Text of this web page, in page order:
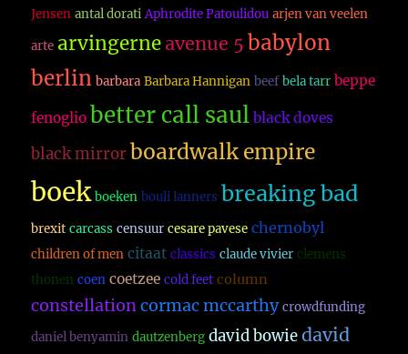
Jensen antal dorati Aphrodite Patoulidou arjen van veelen
arte arvingerne avenue 5 babylon
berlin barbara Barbara Hannigan beef bela tarr beppe
fenoglio better call saul black doves
black mirror boardwalk empire
boek boeken bouli lanners breaking bad
brexit carcass censuur cesare pavese chernobyl
children of men citaat classics claude vivier clemens
thonen coen coetzee cold feet column
constellationcormac mccarthy crowdfunding
daniel benyamin dautzenberg david bowie david